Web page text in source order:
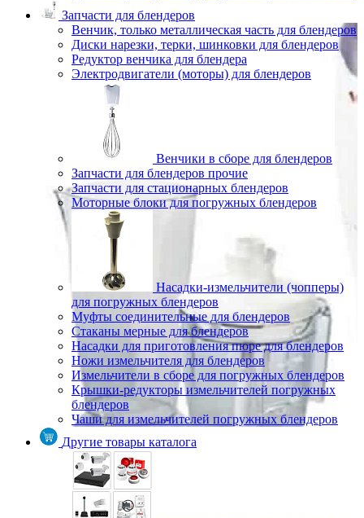
Запчасти для блендеров
Венчик, только металлическая часть для блендеров
Диски нарезки, терки, шинковки для блендеров
Редуктор венчика для блендера
Электродвигатели (моторы) для блендеров
Венчики в сборе для блендеров
Запчасти для блендеров прочие
Запчасти для стационарных блендеров
Моторные блоки для погружных блендеров
Насадки-измельчители (чопперы)
для погружных блендеров
Муфты соединительные для блендеров
Стаканы мерные для блендеров
Насадки для приготовления пюре для блендеров
Ножи измельчителя для блендеров
Измельчители в сборе для погружных блендеров
Крышки-редукторы измельчителей погружных
блендеров
Чаши для измельчителей погружных блендеров
Другие товары каталога